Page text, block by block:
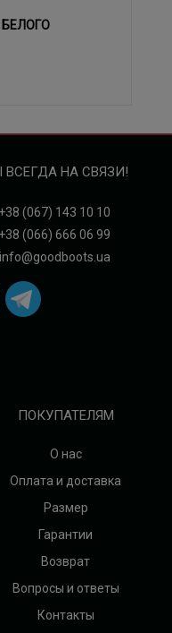
БЕЛОГО
НА СВЯЗИ!
+38 (067) 143 10 10
+38 (066) 666 06 99
info@goodboots.ua
ПОКУПАТЕЛЯМ
О нас
Оплата и доставка
Размер
Гарантии
Возврат
Вопросы и ответы
Контакты